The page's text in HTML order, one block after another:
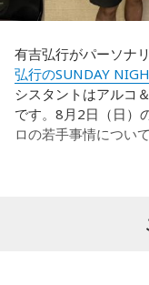
有吉弘行がパーソナ
弘行のSUNDAY
シスタントはアルコ
です。8月2日（日）
ロの若手事情につい